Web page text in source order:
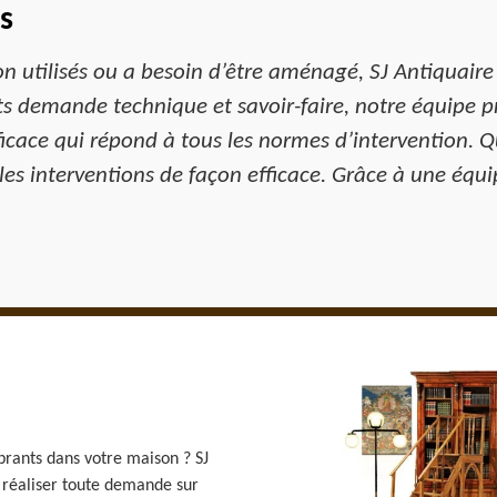
utilisés ou a besoin d’être aménagé, SJ Antiquaire
demande technique et savoir-faire, notre équipe
qui répond à tous les normes d’intervention.
interventions de façon efficace. Grâce à une
dans votre maison ? SJ
toute demande sur